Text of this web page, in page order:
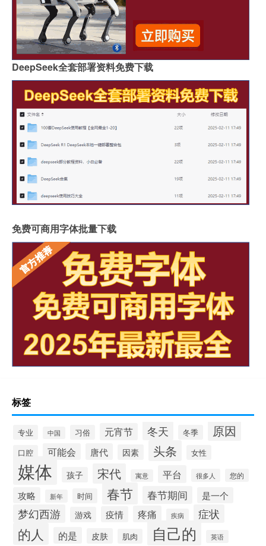
DeepSeek全套部署资料免费下载
免费可商用字体批量下载
标签
专业 中国 习俗 元宵节 冬天 冬季 原因
口腔 可能会 唐代 因素 头条 女性
媒体 孩子 宋代 寓意 平台 很多人 您的
攻略 新年 时间 春节 春节期间 是一个
梦幻西游 游戏 疫情 疼痛 疾病 症状
的人 的是 皮肤 肌肉 自己的 英语